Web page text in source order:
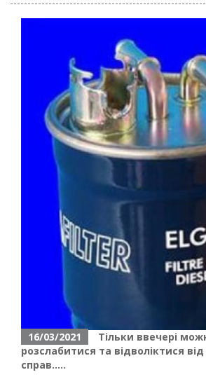
16/03/2021
Тільки ввечері
розслабитися та відволіктися
справ.....